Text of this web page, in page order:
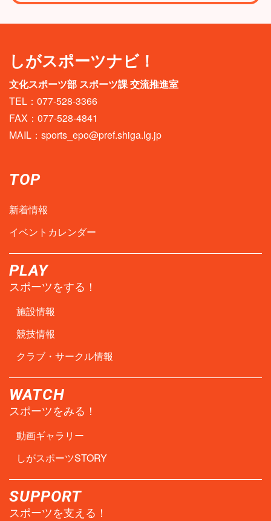
しがスポーツナビ！
文化スポーツ部 スポーツ課 交流推進室
TEL：077-528-3366
FAX：077-528-4841
MAIL： sports_epo@pref.shiga.lg.jp
TOP
新着情報
イベントカレンダー
PLAY
スポーツをする！
施設情報
競技情報
クラブ・サークル情報
WATCH
スポーツをみる！
動画ギャラリー
しがスポーツSTORY
SUPPORT
スポーツを支える！